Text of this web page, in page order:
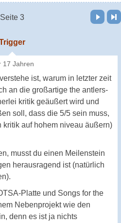
Seite 3
Letzte Seite
17 Jahren
ist, warum in letzter zeit
an die großartige the antlers-
kritik geäußert wird und
soll, dass die 5/5 sein muss,
kritik auf hohem niveau äußern)
musst du einen Meilenstein
herausragend ist (natürlich
Platte und Songs for the
Nebenprojekt wie den
denn es ist ja nichts